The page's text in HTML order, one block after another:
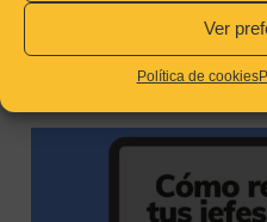
Ver
Política de cookies
CÓMO RETENER A TUS